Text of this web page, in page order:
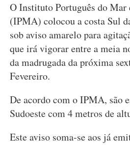
O Instituto Português do Mar
(IPMA) colocou a costa Sul
sob aviso amarelo para
que irá vigorar entre a meia
da madrugada da próxima
Fevereiro.
De acordo com o IPMA, são
Sudoeste com 4 metros de
Este aviso soma-se aos já